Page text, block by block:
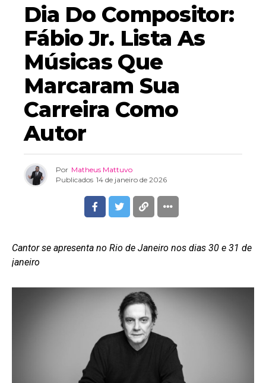
Dia Do Compositor:
Fábio Jr. Lista As
Músicas Que
Marcaram Sua
Carreira Como
Autor
Por Matheus Mattuvo
Publicados 14 de janeiro de 2026
Cantor se apresenta no Rio de Janeiro nos dias 30 e 31 de
janeiro